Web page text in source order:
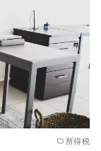
所得税